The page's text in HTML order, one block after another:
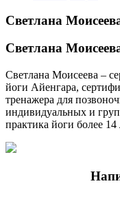
Светлана
Светлана
Светлана Моисеева –
йоги Айенгара,
тренажера для
индивидуальных и
практика йоги более 14